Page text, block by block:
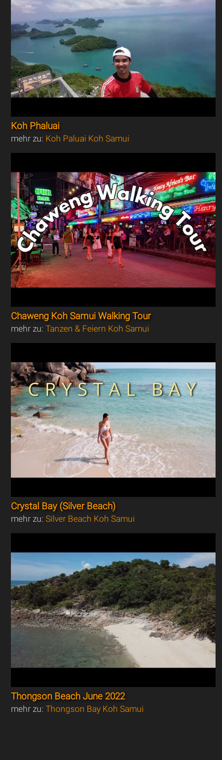
Koh Phaluai
mehr zu: Koh Paluai Koh Samui
Chaweng Koh Samui Walking Tour
mehr zu:Tanzen & Feiern Koh Samui
Crystal Bay (Silver Beach)
mehr zu:Silver Beach Koh Samui
Thongson Beach June 2022
mehr zu:Thongson Bay Koh Samui